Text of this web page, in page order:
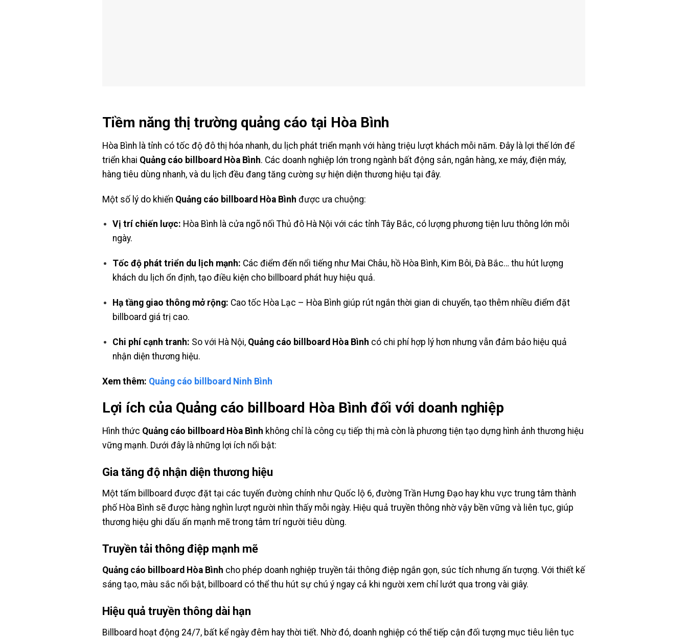
Tiềm năng thị trường quảng cáo tại Hòa Bình
Hòa Bình là tỉnh có tốc độ đô thị hóa nhanh, du lịch phát triển mạnh với hàng triệu lượt khách mỗi năm. Đây là lợi thế lớn để
triển khai Quảng cáo billboard Hòa Bình. Các doanh nghiệp lớn trong ngành bất động sản, ngân hàng, xe máy, điện máy,
hàng tiêu dùng nhanh, và du lịch đều đang tăng cường sự hiện diện thương hiệu tại đây.
Một số lý do khiến Quảng cáo billboard Hòa Bình được ưa chuộng:
Vị trí chiến lược: Hòa Bình là cửa ngõ nối Thủ đô Hà Nội với các tỉnh Tây Bắc, có lượng phương tiện lưu thông lớn mỗi
ngày.
Tốc độ phát triển du lịch mạnh: Các điểm đến nổi tiếng như Mai Châu, hồ Hòa Bình, Kim Bôi, Đà Bắc… thu hút lượng
khách du lịch ổn định, tạo điều kiện cho billboard phát huy hiệu quả.
Hạ tầng giao thông mở rộng: Cao tốc Hòa Lạc – Hòa Bình giúp rút ngắn thời gian di chuyển, tạo thêm nhiều điểm đặt
billboard giá trị cao.
Chi phí cạnh tranh: So với Hà Nội, Quảng cáo billboard Hòa Bình có chi phí hợp lý hơn nhưng vẫn đảm bảo hiệu quả
nhận diện thương hiệu.
Xem thêm: Quảng cáo billboard Ninh Bình
Lợi ích của Quảng cáo billboard Hòa Bình đối với doanh nghiệp
Hình thức Quảng cáo billboard Hòa Bình không chỉ là công cụ tiếp thị mà còn là phương tiện tạo dựng hình ảnh thương hiệu
vững mạnh. Dưới đây là những lợi ích nổi bật:
Gia tăng độ nhận diện thương hiệu
Một tấm billboard được đặt tại các tuyến đường chính như Quốc lộ 6, đường Trần Hưng Đạo hay khu vực trung tâm thành
phố Hòa Bình sẽ được hàng nghìn lượt người nhìn thấy mỗi ngày. Hiệu quả truyền thông nhờ vậy bền vững và liên tục, giúp
thương hiệu ghi dấu ấn mạnh mẽ trong tâm trí người tiêu dùng.
Truyền tải thông điệp mạnh mẽ
Quảng cáo billboard Hòa Bình cho phép doanh nghiệp truyền tải thông điệp ngắn gọn, súc tích nhưng ấn tượng. Với thiết kế
sáng tạo, màu sắc nổi bật, billboard có thể thu hút sự chú ý ngay cả khi người xem chỉ lướt qua trong vài giây.
Hiệu quả truyền thông dài hạn
Billboard hoạt động 24/7, bất kể ngày đêm hay thời tiết. Nhờ đó, doanh nghiệp có thể tiếp cận đối tượng mục tiêu liên tục